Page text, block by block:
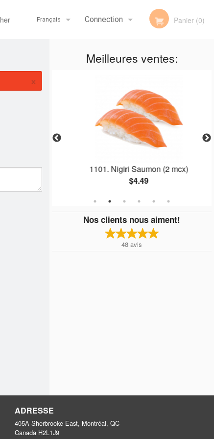
Français Connection
Inscription
Panier (0)
Meilleures ventes:
mcx)
1101. Nigiri Saumon (2 mcx)
$4.49
Nos clients nous aiment!
48 avis
×
ADRESSE
405A Sherbrooke East, Montréal, QC
Canada H2L1J9